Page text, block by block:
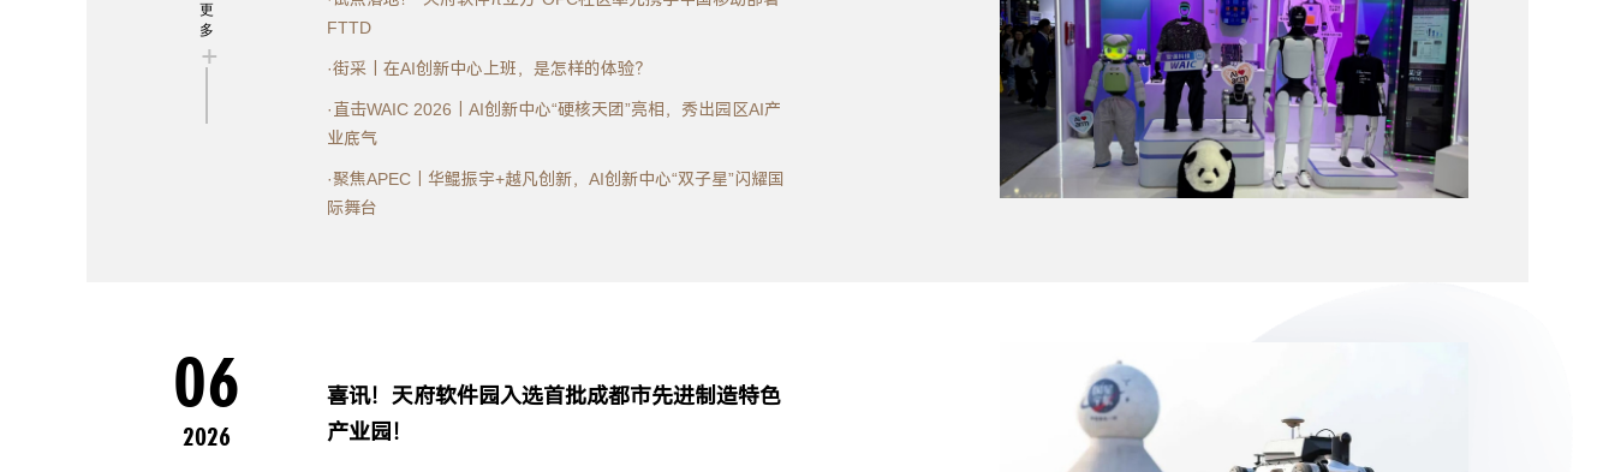
更
多
+
FTTD
·街采｜在AI创新中心上班，是怎样的体验？
·直击WAIC 2026｜AI创新中心“硬核天团”亮相，秀出园区AI产
业底气
·聚焦APEC｜华鲲振宇+越凡创新，AI创新中心“双子星”闪耀国
际舞台
06
2026
喜讯！天府软件园入选首批成都市先进制造特色
产业园！